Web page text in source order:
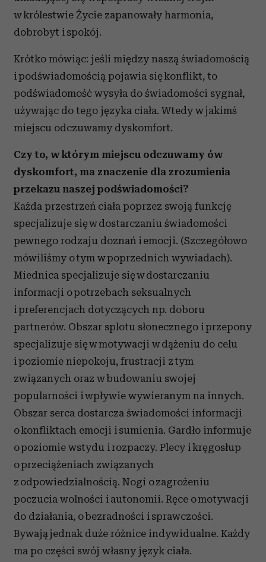
w królestwie Życie zapanowały harmonia,
dobrobyt i spokój.
Krótko mówiąc: jeśli między naszą świadomością
i podświadomością pojawia się konflikt, to
podświadomość wysyła do świadomości sygnał,
używając do tego języka ciała. Wtedy w jakimś
miejscu odczuwamy dyskomfort.
Czy to, w którym miejscu odczuwamy ów
dyskomfort, ma znaczenie dla zrozumienia
przekazu naszej podświadomości?
Każda przestrzeń ciała poprzez swoją funkcję
specjalizuje się w dostarczaniu świadomości
pewnego rodzaju doznań i emocji. (Szczegółowo
mówiliśmy o tym w poprzednich wywiadach).
Miednica specjalizuje się w dostarczaniu
informacji o potrzebach seksualnych
i preferencjach dotyczących np. doboru
partnerów. Obszar splotu słonecznego i przepony
specjalizuje się w motywacji w dążeniu do celu
i poziomie niepokoju, frustracji z tym
związanych oraz w budowaniu swojej
popularności i wpływie wywieranym na innych.
Obszar serca dostarcza świadomości informacji
o konfliktach emocji i sumienia. Gardło informuje
o poziomie wstydu i rozpaczy. Plecy i kręgosłup
o przeciążeniach związanych
z odpowiedzialnością. Nogi o zagrożeniu
poczucia wolności i autonomii. Ręce o motywacji
do działania, o bezradności i sprawczości.
Bywają jednak duże różnice indywidualne. Każdy
ma po części swój własny język ciała.